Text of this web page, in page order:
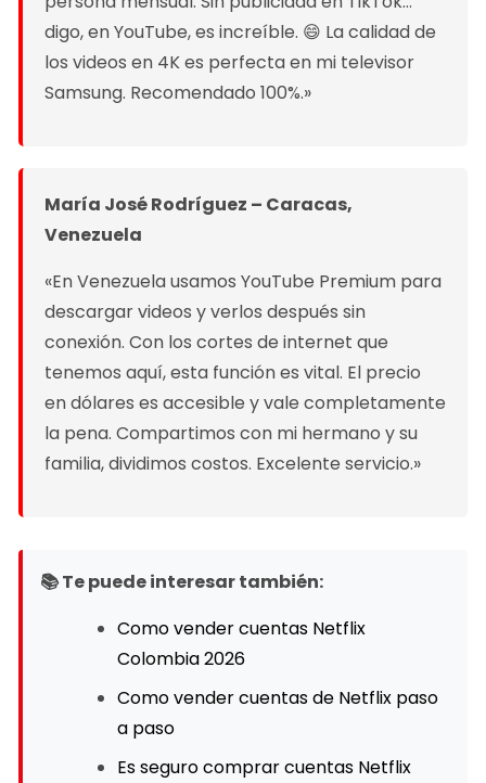
digo, en YouTube, es increíble. 😄 La calidad de
los videos en 4K es perfecta en mi televisor
Samsung. Recomendado 100%.»
María José Rodríguez – Caracas,
Venezuela
«En Venezuela usamos YouTube Premium para
descargar videos y verlos después sin
conexión. Con los cortes de internet que
tenemos aquí, esta función es vital. El precio
en dólares es accesible y vale completamente
la pena. Compartimos con mi hermano y su
familia, dividimos costos. Excelente servicio.»
📚 Te puede interesar también:
Como vender cuentas Netflix
Colombia 2026
Como vender cuentas de Netflix paso
a paso
Es seguro comprar cuentas Netflix